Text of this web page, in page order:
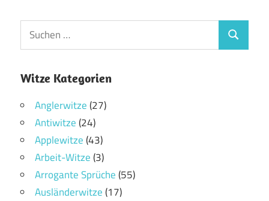
Witze Kategorien
Anglerwitze(27)
Antiwitze(24)
Applewitze(43)
Arbeit-Witze(3)
Arrogante Sprüche(55)
Ausländerwitze(17)